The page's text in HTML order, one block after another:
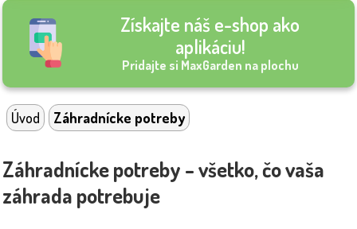
Získajte náš e-shop ako
aplikáciu!
Pridajte si MaxGarden na plochu
Úvod Záhradnícke potreby
Záhradnícke potreby – všetko, čo vaša
záhrada potrebuje